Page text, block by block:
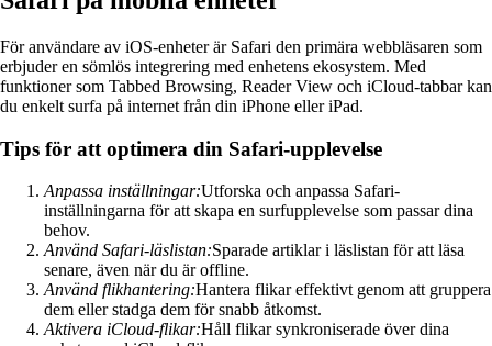
För användare av iOS-enheter är Safari den primära webbläsaren som
erbjuder en sömlös integrering med enhetens ekosystem. Med
funktioner som Tabbed Browsing, Reader View och iCloud-tabbar kan
du enkelt surfa på internet från din iPhone eller iPad.
Tips för att optimera din Safari-upplevelse
Anpassa inställningar:Utforska och anpassa Safari-
inställningarna för att skapa en surfupplevelse som passar dina
behov.
Använd Safari-läslistan:Sparade artiklar i läslistan för att läsa
senare, även när du är offline.
Använd flikhantering:Hantera flikar effektivt genom att gruppera
dem eller stadga dem för snabb åtkomst.
Aktivera iCloud-flikar:Håll flikar synkroniserade över dina